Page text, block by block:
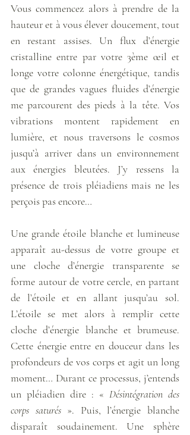
Vous commencez alors à prendre de la
hauteur et à vous élever doucement, tout
en restant assises. Un flux d’énergie
cristalline entre par votre 3ème œil et
longe votre colonne énergétique, tandis
que de grandes vagues fluides d’énergie
me parcourent des pieds à la tête. Vos
vibrations montent rapidement en
lumière, et nous traversons le cosmos
jusqu’à arriver dans un environnement
aux énergies bleutées. J’y ressens la
présence de trois pléiadiens mais ne les
perçois pas encore…
Une grande étoile blanche et lumineuse
apparaît au-dessus de votre groupe et
une cloche d’énergie transparente se
forme autour de votre cercle, en partant
de l’étoile et en allant jusqu’au sol.
L’étoile se met alors à remplir cette
cloche d’énergie blanche et brumeuse.
Cette énergie entre en douceur dans les
profondeurs de vos corps et agit un long
moment… Durant ce processus, j’entends
un pléiadien dire : « Désintégration des
corps saturés ». Puis, l’énergie blanche
disparaît soudainement. Une sphère